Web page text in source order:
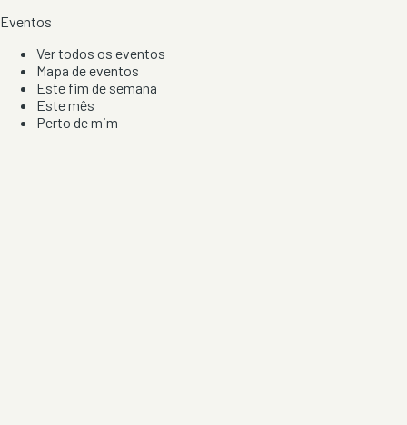
Eventos
Ver todos os eventos
Mapa de eventos
Este fim de semana
Este mês
Perto de mim